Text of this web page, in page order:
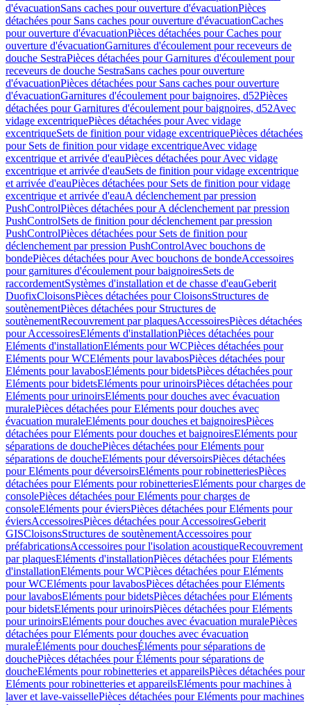
d'évacuationSans caches pour ouverture d'évacuationPièces
détachées pour Sans caches pour ouverture d'évacuationCaches
pour ouverture d'évacuationPièces détachées pour Caches pour
ouverture d'évacuationGarnitures d'écoulement pour receveurs de
douche SestraPièces détachées pour Garnitures d'écoulement pour
receveurs de douche SestraSans caches pour ouverture
d'évacuationPièces détachées pour Sans caches pour ouverture
d'évacuationGarnitures d'écoulement pour baignoires, d52Pièces
détachées pour Garnitures d'écoulement pour baignoires, d52Avec
vidage excentriquePièces détachées pour Avec vidage
excentriqueSets de finition pour vidage excentriquePièces détachées
pour Sets de finition pour vidage excentriqueAvec vidage
excentrique et arrivée d'eauPièces détachées pour Avec vidage
excentrique et arrivée d'eauSets de finition pour vidage excentrique
et arrivée d'eauPièces détachées pour Sets de finition pour vidage
excentrique et arrivée d'eauA déclenchement par pression
PushControlPièces détachées pour A déclenchement par pression
PushControlSets de finition pour déclenchement par pression
PushControlPièces détachées pour Sets de finition pour
déclenchement par pression PushControlAvec bouchons de
bondePièces détachées pour Avec bouchons de bondeAccessoires
pour garnitures d'écoulement pour baignoiresSets de
raccordementSystèmes d'installation et de chasse d'eauGeberit
DuofixCloisonsPièces détachées pour CloisonsStructures de
soutènementPièces détachées pour Structures de
soutènementRecouvrement par plaquesAccessoiresPièces détachées
pour AccessoiresEléments d'installationPièces détachées pour
Eléments d'installationEléments pour WCPièces détachées pour
Eléments pour WCEléments pour lavabosPièces détachées pour
Eléments pour lavabosEléments pour bidetsPièces détachées pour
Eléments pour bidetsEléments pour urinoirsPièces détachées pour
Eléments pour urinoirsEléments pour douches avec évacuation
muralePièces détachées pour Eléments pour douches avec
évacuation muraleEléments pour douches et baignoiresPièces
détachées pour Eléments pour douches et baignoiresEléments pour
séparations de douchePièces détachées pour Eléments pour
séparations de doucheEléments pour déversoirsPièces détachées
pour Eléments pour déversoirsEléments pour robinetteriesPièces
détachées pour Eléments pour robinetteriesEléments pour charges de
consolePièces détachées pour Eléments pour charges de
consoleEléments pour éviersPièces détachées pour Eléments pour
éviersAccessoiresPièces détachées pour AccessoiresGeberit
GISCloisonsStructures de soutènementAccessoires pour
préfabricationsAccessoires pour l'isolation acoustiqueRecouvrement
par plaquesEléments d'installationPièces détachées pour Eléments
d'installationEléments pour WCPièces détachées pour Eléments
pour WCEléments pour lavabosPièces détachées pour Eléments
pour lavabosEléments pour bidetsPièces détachées pour Eléments
pour bidetsEléments pour urinoirsPièces détachées pour Eléments
pour urinoirsEléments pour douches avec évacuation muralePièces
détachées pour Eléments pour douches avec évacuation
muraleÉléments pour douchesÉléments pour séparations de
douchePièces détachées pour Éléments pour séparations de
doucheEléments pour robinetteries et appareilsPièces détachées pour
Eléments pour robinetteries et appareilsEléments pour machines à
laver et lave-vaissellePièces détachées pour Eléments pour machines